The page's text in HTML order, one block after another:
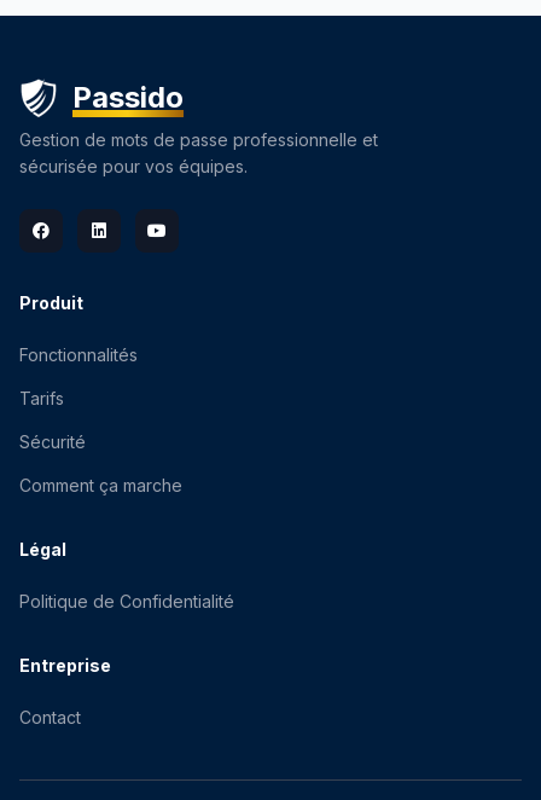
Passido
Gestion de mots de passe professionnelle et
sécurisée pour vos équipes.
Produit
Fonctionnalités
Tarifs
Sécurité
Comment ça marche
Légal
Politique de Confidentialité
Entreprise
Contact